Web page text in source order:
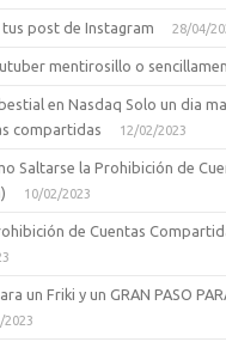
post de Instagram 28/04/
mentirosillo o
en Nasdaq Solo un dia
compartidas
12/02/2023
Saltarse la Prohibición de
10/02/2023
de Cuentas
un Friki y un GRAN PASO
2023